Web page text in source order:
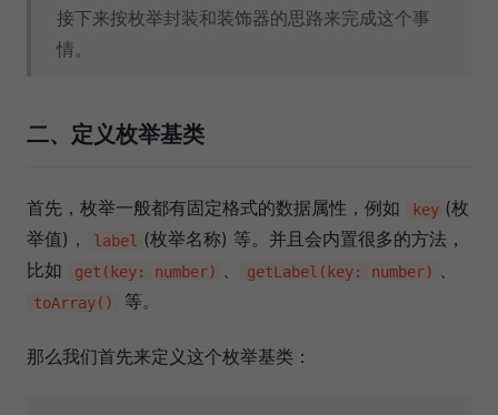
接下来按枚举封装和装饰器的思路来完成这个事
情。
二、定义枚举基类
首先，枚举一般都有固定格式的数据属性，例如 key (枚
举值)，
label (枚举名称) 等。并且会内置很多的方法，
比如
get(key: number) 、 getLabel(key: number) 、
toArray() 等。
那么我们首先来定义这个枚举基类：